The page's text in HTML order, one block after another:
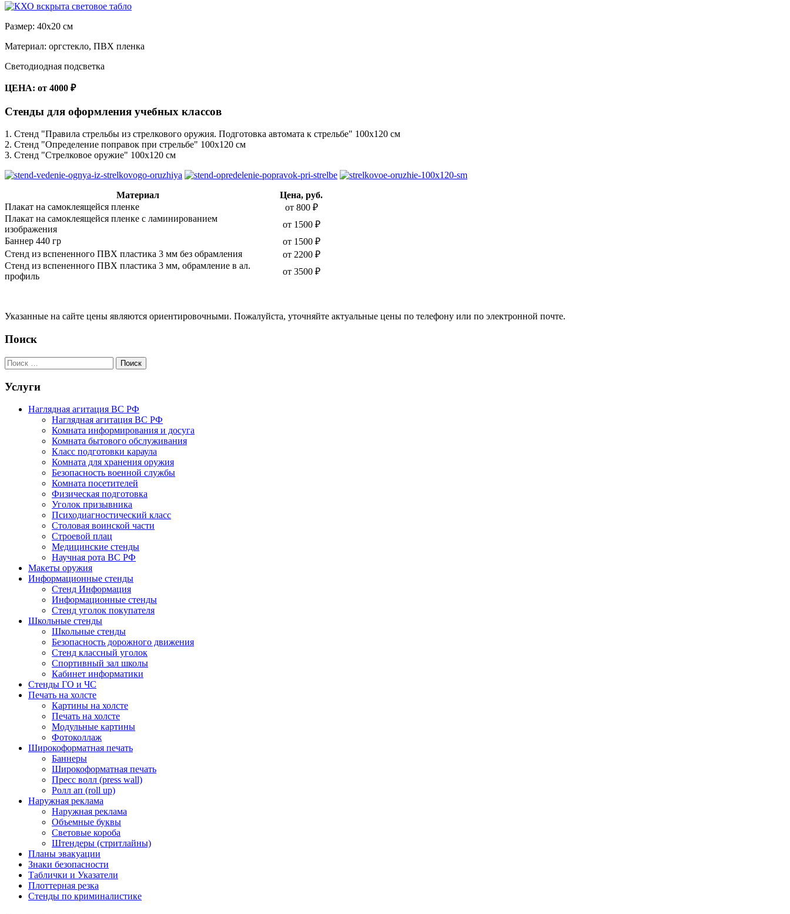
Размер: 40х20 см
Материал: оргстекло, ПВХ пленка
Светодиодная подсветка
ЦЕНА: от 4000 ₽​
Стенды для оформления учебных классов
1. Стенд "Правила стрельбы из стрелкового оружия. Подготовка автомата к стрельбе" 100х120 см
2. Стенд "Определение поправок при стрельбе" 100х120 см
3. Стенд "Стрелковое оружие" 100х120 см
Материал
Цена, руб.
Плакат на самоклеящейся пленке
от 800 ₽
Плакат на самоклеящейся пленке с ламинированием
изображения
от 1500 ₽
Баннер 440 гр
от 1500 ₽
Стенд из вспененного ПВХ пластика 3 мм без обрамления
от 2200 ₽
Стенд из вспененного ПВХ пластика 3 мм, обрамление в ал.
профиль
от 3500 ₽
Указанные на сайте цены являются ориентировочными. Пожалуйста, уточняйте актуальные цены по телефону или по электронной почте.
Поиск
Услуги
Наглядная агитация ВС РФ
Наглядная агитация ВС РФ
Комната информирования и досуга
Комната бытового обслуживания
Класс подготовки караула
Комната для хранения оружия
Безопасность военной службы
Комната посетителей
Физическая подготовка
Уголок призывника
Психодиагностический класс
Столовая воинской части
Строевой плац
Медицинские стенды
Научная рота ВС РФ
Макеты оружия
Информационные стенды
Стенд Информация
Информационные стенды
Стенд уголок покупателя
Школьные стенды
Школьные стенды
Безопасность дорожного движения
Стенд классный уголок
Спортивный зал школы
Кабинет информатики
Стенды ГО и ЧС
Печать на холсте
Картины на холсте
Печать на холсте
Модульные картины
Фотоколлаж
Широкоформатная печать
Баннеры
Широкоформатная печать
Пресс волл (press wall)
Ролл ап (roll up)
Наружная реклама
Наружная реклама
Объемные буквы
Световые короба
Штендеры (стритлайны)
Планы эвакуации
Знаки безопасности
Таблички и Указатели
Плоттерная резка
Стенды по криминалистике